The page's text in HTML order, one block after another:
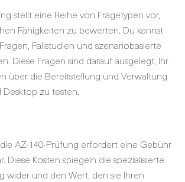
stellt eine Reihe von Fragetypen vor,
Fähigkeiten zu bewerten. Du kannst
Fallstudien und szenariobasierte
Diese Fragen sind darauf ausgelegt, Ihr
über die Bereitstellung und Verwaltung
zu testen.
AZ-140-Prüfung erfordert eine Gebühr
Diese Kosten spiegeln die spezialisierte
wider und den Wert, den sie Ihren